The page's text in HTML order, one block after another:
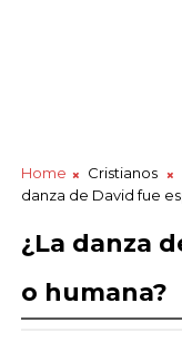
Home Cristianos
danza de David fue
¿La danza
o humana?